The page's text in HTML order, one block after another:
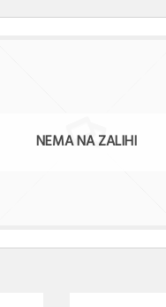
NEMA NA ZALIHI